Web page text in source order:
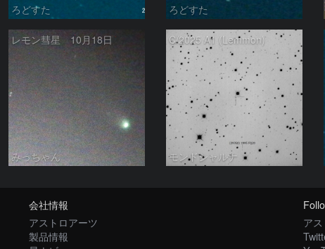
ろどすた ろどすた
レモン彗星 10月18日
みっちゃん
C/2025 A1 (Lemmon)
モンドシャルナ
会社情報
アストロアーツ
製品情報
ア